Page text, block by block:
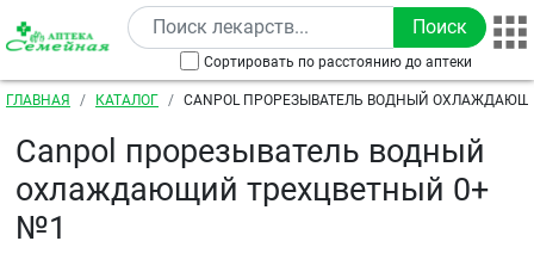
Перейти к основному содержанию
Сортировать по расстоянию до аптеки
Строка навигации
ГЛАВНАЯ КАТАЛОГ
CANPOL ПРОРЕЗЫВАТЕЛЬ ВОДНЫЙ
Canpol прорезыватель водный
охлаждающий трехцветный 0+
№1